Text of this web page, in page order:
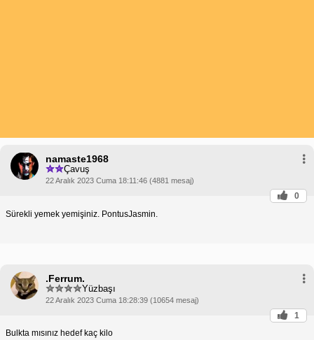
namaste1968
Çavuş
22 Aralık 2023 Cuma 18:11:46 (4881 mesaj)
0
Sürekli yemek yemişiniz. PontusJasmin.
.Ferrum.
Yüzbaşı
22 Aralık 2023 Cuma 18:28:39 (10654 mesaj)
1
Bulkta mısınız hedef kaç kilo